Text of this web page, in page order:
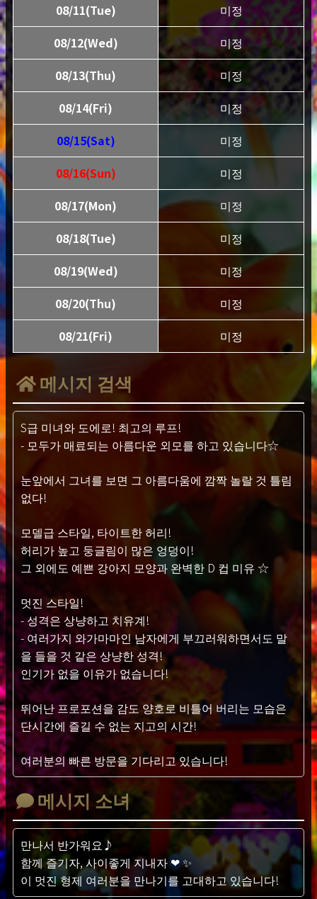
08/11(Tue)
미정
08/12(Wed)
미정
08/13(Thu)
미정
08/14(Fri)
미정
08/15(Sat)
미정
08/16(Sun)
미정
08/17(Mon)
미정
08/18(Tue)
미정
08/19(Wed)
미정
08/20(Thu)
미정
08/21(Fri)
미정
메시지 검색
S급 미녀와 도에로! 최고의 루프!
- 모두가 매료되는 아름다운 외모를 하고 있습니다☆
눈앞에서 그녀를 보면 그 아름다움에 깜짝 놀랄 것 틀림
없다!
모델급 스타일, 타이트한 허리!
허리가 높고 둥글림이 많은 엉덩이!
그 외에도 예쁜 강아지 모양과 완벽한 D 컵 미유 ☆
멋진 스타일!
- 성격은 상냥하고 치유계!
- 여러가지 와가마마인 남자에게 부끄러워하면서도 말
을 들을 것 같은 상냥한 성격!
인기가 없을 이유가 없습니다!
뛰어난 프로포션을 감도 양호로 비틀어 버리는 모습은
단시간에 즐길 수 없는 지고의 시간!
여러분의 빠른 방문을 기다리고 있습니다!
메시지 소녀
만나서 반가워요♪
함께 즐기자, 사이좋게 지내자 ❤ ✨
이 멋진 형제 여러분을 만나기를 고대하고 있습니다!